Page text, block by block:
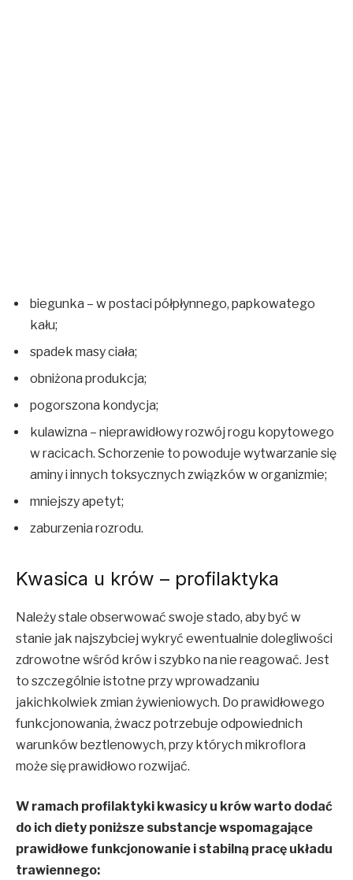
biegunka – w postaci półpłynnego, papkowatego
kału;
spadek masy ciała;
obniżona produkcja;
pogorszona kondycja;
kulawizna – nieprawidłowy rozwój rogu kopytowego
w racicach. Schorzenie to powoduje wytwarzanie się
aminy i innych toksycznych związków w organizmie;
mniejszy apetyt;
zaburzenia rozrodu.
Kwasica u krów – profilaktyka
Należy stale obserwować swoje stado, aby być w
stanie jak najszybciej wykryć ewentualnie dolegliwości
zdrowotne wśród krów i szybko na nie reagować. Jest
to szczególnie istotne przy wprowadzaniu
jakichkolwiek zmian żywieniowych. Do prawidłowego
funkcjonowania, żwacz potrzebuje odpowiednich
warunków beztlenowych, przy których mikroflora
może się prawidłowo rozwijać.
W ramach profilaktyki kwasicy u krów warto dodać
do ich diety poniższe substancje wspomagające
prawidłowe funkcjonowanie i stabilną pracę układu
trawiennego: